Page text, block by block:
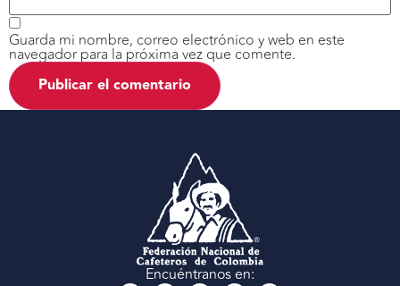
Guarda mi nombre, correo electrónico y web en este
navegador para la próxima vez que comente.
Encuéntranos en: